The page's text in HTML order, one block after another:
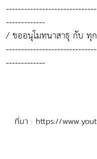
-------------
/ ขออนุโมทนาสาธุ กับ ทุ
-------------
ที่มา : https://